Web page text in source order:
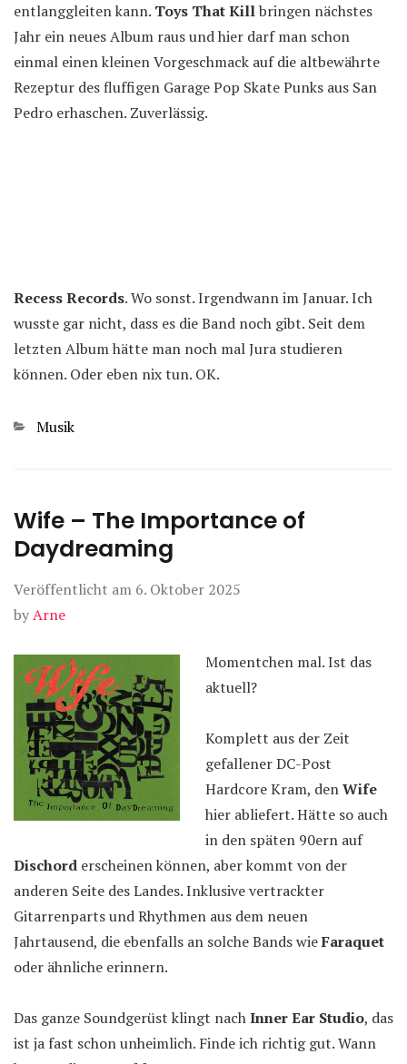
entlanggleiten kann. Toys That Killbringen nächstes
Jahr ein neues Album raus und hier darf man schon
einmal einen kleinen Vorgeschmack auf die altbewährte
Rezeptur des fluffigen Garage Pop Skate Punks aus San
Pedro erhaschen. Zuverlässig.
Recess Records. Wo sonst. Irgendwann im Januar. Ich
wusste gar nicht, dass es die Band noch gibt. Seit dem
letzten Album hätte man noch mal Jura studieren
können. Oder eben nix tun. OK.
Kategorien
Musik
Wife – The Importance of
Daydreaming
Veröffentlicht am 6. Oktober 2025
byArne
Momentchen mal. Ist das
aktuell?
Komplett aus der Zeit
gefallener DC-Post
Hardcore Kram, denWife
hier abliefert. Hätte so auch
in den späten 90ern auf
Dischord erscheinen können, aber kommt von der
anderen Seite des Landes. Inklusive vertrackter
Gitarrenparts und Rhythmen aus dem neuen
Jahrtausend, die ebenfalls an solche Bands wieFaraquet
oder ähnliche erinnern.
Das ganze Soundgerüst klingt nachInner Ear Studio, das
ist ja fast schon unheimlich. Finde ich richtig gut. Wann